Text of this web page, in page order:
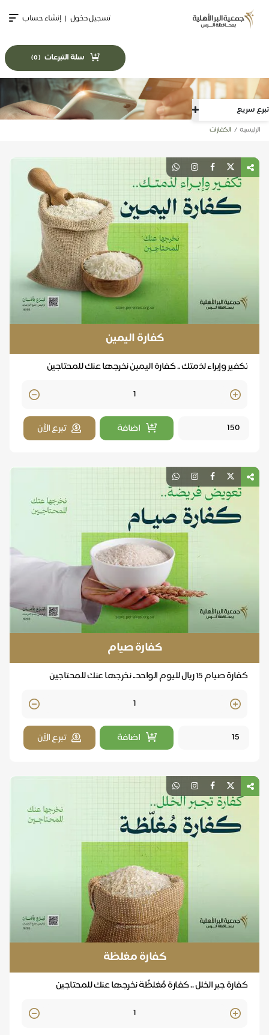
تبرع سريع
تسجيل دخول | إنشاء حساب
سلة التبرعات (
0
)
الرئيسية الكفارات
كفارة اليمين
تكفير وإبراء لذمتك .. كفارة اليمين نخرجها عنك للمحتاجين
Quantity
اضافة
تبرع الآن
كفارة صيام
كفارة صيام 15 ريال لليوم الواحد.. نخرجها عنك للمحتاجين
Quantity
اضافة
تبرع الآن
كفارة مغلظة
كفارة جبر الخلل .. كفارة مُغلظّة نخرجها عنك للمحتاجين
Quantity